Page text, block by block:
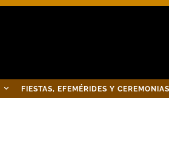
FIESTAS, EFEMÉRIDES Y CEREMONIAS